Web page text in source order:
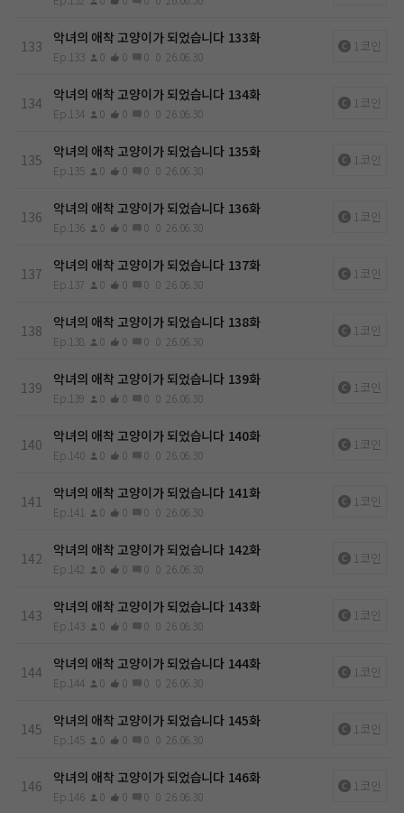
133 악녀의 애착 고양이가 되었습니다 133화
Ep.133 0 0 0 0 26.06.30
1코인
134 악녀의 애착 고양이가 되었습니다 134화
Ep.134 0 0 0 0 26.06.30
1코인
135 악녀의 애착 고양이가 되었습니다 135화
Ep.135 0 0 0 0 26.06.30
1코인
136 악녀의 애착 고양이가 되었습니다 136화
Ep.136 0 0 0 0 26.06.30
1코인
137 악녀의 애착 고양이가 되었습니다 137화
Ep.137 0 0 0 0 26.06.30
1코인
138 악녀의 애착 고양이가 되었습니다 138화
Ep.138 0 0 0 0 26.06.30
1코인
139 악녀의 애착 고양이가 되었습니다 139화
Ep.139 0 0 0 0 26.06.30
1코인
140 악녀의 애착 고양이가 되었습니다 140화
Ep.140 0 0 0 0 26.06.30
1코인
141 악녀의 애착 고양이가 되었습니다 141화
Ep.141 0 0 0 0 26.06.30
1코인
142 악녀의 애착 고양이가 되었습니다 142화
Ep.142 0 0 0 0 26.06.30
1코인
143 악녀의 애착 고양이가 되었습니다 143화
Ep.143 0 0 0 0 26.06.30
1코인
144 악녀의 애착 고양이가 되었습니다 144화
Ep.144 0 0 0 0 26.06.30
1코인
145 악녀의 애착 고양이가 되었습니다 145화
Ep.145 0 0 0 0 26.06.30
1코인
146 악녀의 애착 고양이가 되었습니다 146화
Ep.146 0 0 0 0 26.06.30
1코인